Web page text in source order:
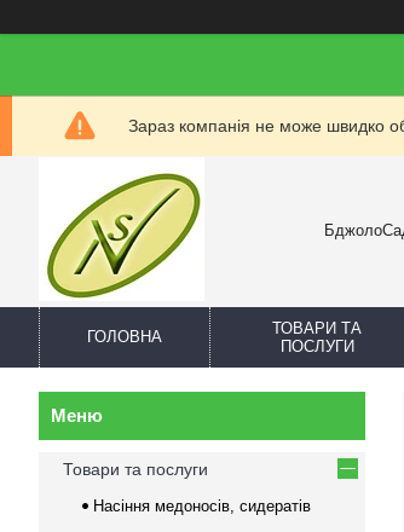
Зараз компанія не може швидко
ГОЛОВНА
ТОВАРИ ТА
ПОСЛУГИ
Товари та послуги
Насіння медоносів, сидератів